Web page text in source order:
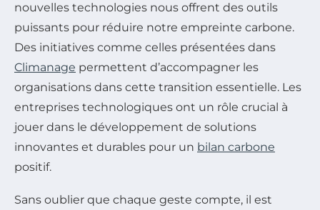
nouvelles technologies nous offrent des outils
puissants pour réduire notre empreinte carbone.
Des initiatives comme celles présentées dans
Climanage permettent d’accompagner les
organisations dans cette transition essentielle. Les
entreprises technologiques ont un rôle crucial à
jouer dans le développement de solutions
innovantes et durables pour un bilan carbone
positif.
Sans oublier que chaque geste compte, il est